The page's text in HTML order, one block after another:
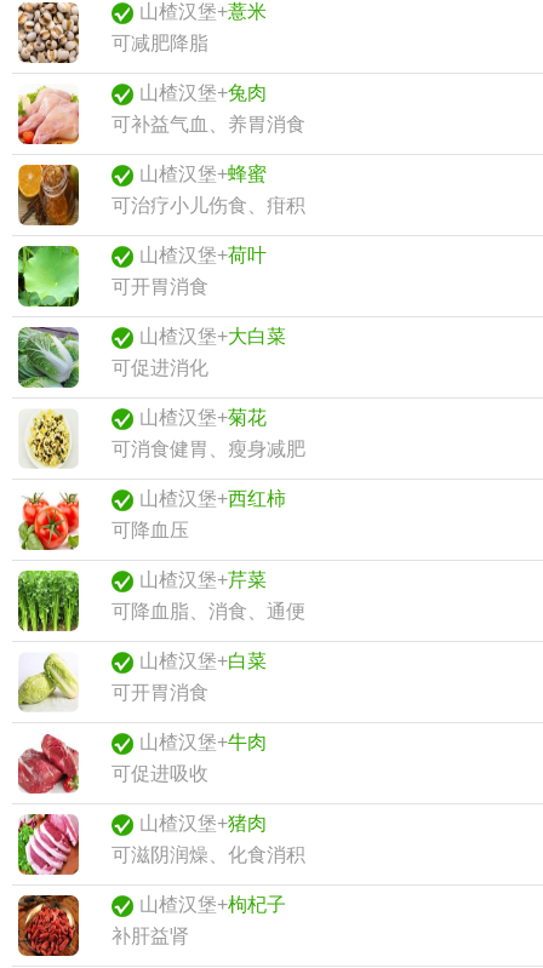
山楂汉堡+薏米
可减肥降脂
山楂汉堡+兔肉
可补益气血、养胃消食
山楂汉堡+蜂蜜
可治疗小儿伤食、疳积
山楂汉堡+荷叶
可开胃消食
山楂汉堡+大白菜
可促进消化
山楂汉堡+菊花
可消食健胃、瘦身减肥
山楂汉堡+西红柿
可降血压
山楂汉堡+芹菜
可降血脂、消食、通便
山楂汉堡+白菜
可开胃消食
山楂汉堡+牛肉
可促进吸收
山楂汉堡+猪肉
可滋阴润燥、化食消积
山楂汉堡+枸杞子
补肝益肾